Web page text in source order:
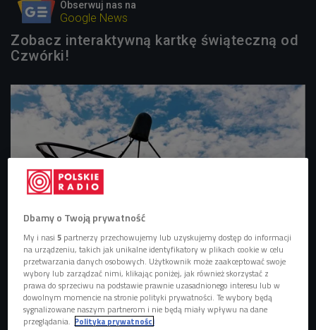
Obserwuj nas na
Google News
Zobacz interaktywną kartkę świąteczną od
Czwórki!
Hoł Hoł!
Pięknych, zaśnieżonych Świąt, prezentów pod Choinką
więcej, niż możecie unieść, uśmiechu na każdy dzień i
Dbamy o Twoją prywatność
My i nasi5 partnerzy przechowujemy lub uzyskujemy dostęp do informacji
na urządzeniu, takich jak unikalne identyfikatory w plikach cookie w celu
przetwarzania danych osobowych. Użytkownik może zaakceptować swoje
wybory lub zarządzać nimi, klikając poniżej, jak również skorzystać z
prawa do sprzeciwu na podstawie prawnie uzasadnionego interesu lub w
dowolnym momencie na stronie polityki prywatności. Te wybory będą
sygnalizowane naszym partnerom i nie będą miały wpływu na dane
przeglądania. Polityka prywatności